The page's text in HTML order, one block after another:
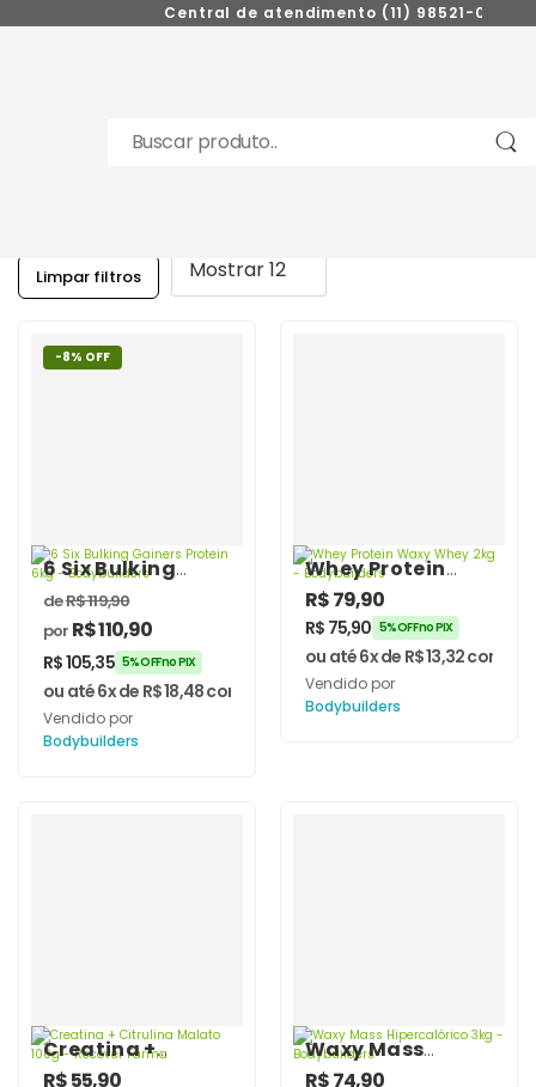
Central de atendimento (11) 98521-0272
Limpar filtros
-8% OFF
6 Six Bulking
Gainers Protein
6kg –
Bodybuilders
deR$119,90
por R$110,90
R$105,35 5% OFF no PIX
ou até 6x de R$18,48com juros
Vendido por
Bodybuilders
Whey Protein
Waxy Whey 2kg –
Bodybuilders
R$79,90
R$ 75,90 5% OFF no PIX
ou até 6x de R$13,32com
Vendido por
Bodybuilders
Creatina +
Citrulina Malato
R$55,90
Waxy Mass
Hipercalórico
R$74,90